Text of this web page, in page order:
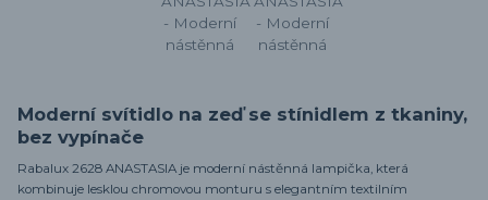
Moderní svítidlo na zeď se stínidlem z tkaniny,
bez vypínače
Rabalux 2628 ANASTASIA je moderní nástěnná lampička, která
kombinuje lesklou chromovou monturu s elegantním textilním